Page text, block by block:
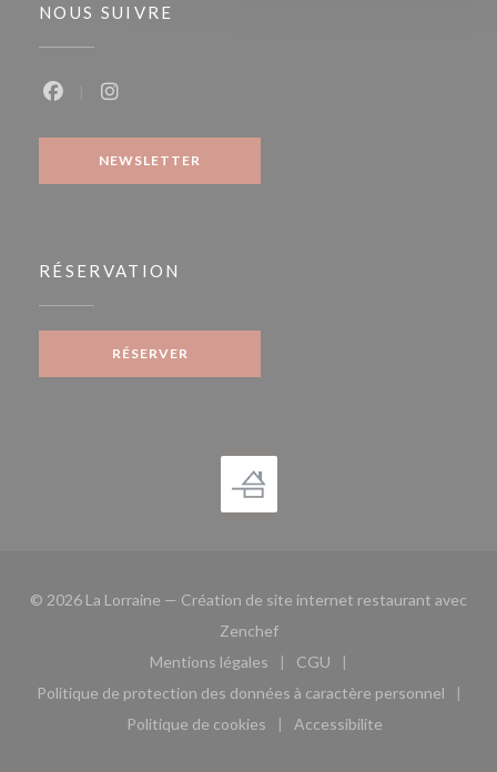
NOUS SUIVRE
NEWSLETTER
RÉSERVATION
RÉSERVER
© 2026 La Lorraine — Création de site internet restaurant avec
Zenchef((ouvre une nouvelle fenêtre))
Mentions légales
((ouvre une nouvelle fenêtre))
CGU
((ouvre une nouvelle
Politique de protection des données à caractère personnel
((ouvre une nouvelle fenêtre))
Politique de cookies
((ouvre une nouvelle fenêtre))
Accessibilite